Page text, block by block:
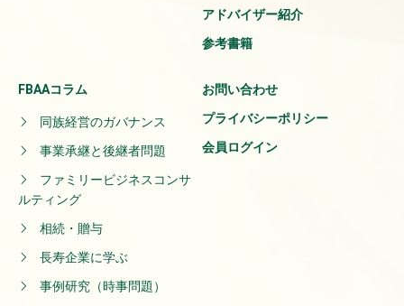
アドバイザー紹介
参考書籍
FBAAコラム
同族経営のガバナンス
事業承継と後継者問題
ファミリービジネスコンサ
ルティング
相続・贈与
長寿企業に学ぶ
事例研究（時事問題）
お問い合わせ
プライバシーポリシー
会員ログイン